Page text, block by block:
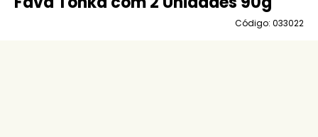
Código: 033022